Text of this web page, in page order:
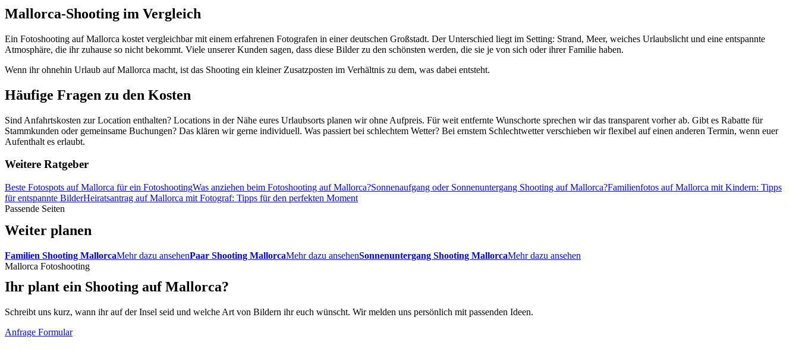
Mallorca-Shooting im Vergleich
Ein Fotoshooting auf Mallorca kostet vergleichbar mit einem erfahrenen Fotografen in einer deutschen Großstadt. Der Unterschied liegt im Setting: Strand, Meer, weiches Urlaubslicht und eine entspannte
Atmosphäre, die ihr zuhause so nicht bekommt. Viele unserer Kunden sagen, dass diese Bilder zu den schönsten werden, die sie je von sich oder ihrer Familie haben.
Wenn ihr ohnehin Urlaub auf Mallorca macht, ist das Shooting ein kleiner Zusatzposten im Verhältnis zu dem, was dabei entsteht.
Häufige Fragen zu den Kosten
Sind Anfahrtskosten zur Location enthalten? Locations in der Nähe eures Urlaubsorts planen wir ohne Aufpreis. Für weit entfernte Wunschorte sprechen wir das transparent vorher ab. Gibt es Rabatte für
Stammkunden oder gemeinsame Buchungen? Das klären wir gerne individuell. Was passiert bei schlechtem Wetter? Bei ernstem Schlechtwetter verschieben wir flexibel auf einen anderen Termin, wenn euer
Aufenthalt es erlaubt.
Weitere Ratgeber
Beste Fotospots auf Mallorca für ein FotoshootingWas anziehen beim Fotoshooting auf Mallorca?Sonnenaufgang oder Sonnenuntergang Shooting auf Mallorca?Familienfotos auf Mallorca mit Kindern: Tipps
für entspannte BilderHeiratsantrag auf Mallorca mit Fotograf: Tipps für den perfekten Moment
Passende Seiten
Weiter planen
Familien Shooting MallorcaMehr dazu ansehenPaar Shooting MallorcaMehr dazu ansehenSonnenuntergang Shooting MallorcaMehr dazu ansehen
Mallorca Fotoshooting
Ihr plant ein Shooting auf Mallorca?
Schreibt uns kurz, wann ihr auf der Insel seid und welche Art von Bildern ihr euch wünscht. Wir melden uns persönlich mit passenden Ideen.
Anfrage FormularZur Startseite